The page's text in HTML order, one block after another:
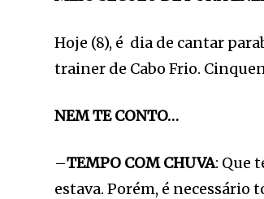
Hoje (8), é dia de cantar
trainer de Cabo Frio.
NEM TE CONTO…
–TEMPO COM CHUVA: Que
estava. Porém, é